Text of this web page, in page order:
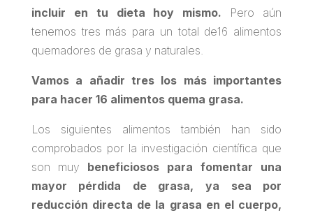
incluir en tu dieta hoy mismo. Pero aún
tenemos tres más para un total de16 alimentos
quemadores de grasa y naturales.
Vamos a añadir tres los más importantes
para hacer 16 alimentos quema grasa.
Los siguientes alimentos también han sido
comprobados por la investigación científica que
son muy beneficiosos para fomentar una
mayor pérdida de grasa, ya sea por
reducción directa de la grasa en el cuerpo,